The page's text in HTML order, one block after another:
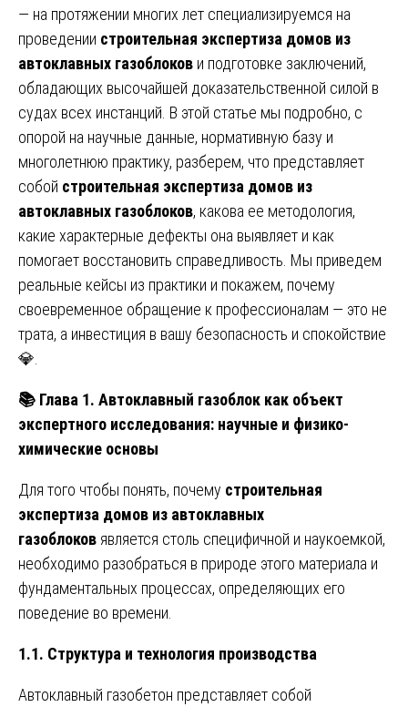
— на протяжении многих лет специализируемся на
проведении строительная экспертиза домов из
автоклавных газоблоков и подготовке заключений,
обладающих высочайшей доказательственной силой в
судах всех инстанций. В этой статье мы подробно, с
опорой на научные данные, нормативную базу и
многолетнюю практику, разберем, что представляет
собой строительная экспертиза домов из
автоклавных газоблоков, какова ее методология,
какие характерные дефекты она выявляет и как
помогает восстановить справедливость. Мы приведем
реальные кейсы из практики и покажем, почему
своевременное обращение к профессионалам — это не
трата, а инвестиция в вашу безопасность и спокойствие
💎.
📚 Глава 1. Автоклавный газоблок как объект
экспертного исследования: научные и физико-
химические основы
Для того чтобы понять, почему строительная
экспертиза домов из автоклавных
газоблоков является столь специфичной и наукоемкой,
необходимо разобраться в природе этого материала и
фундаментальных процессах, определяющих его
поведение во времени.
1.1. Структура и технология производства
Автоклавный газобетон представляет собой